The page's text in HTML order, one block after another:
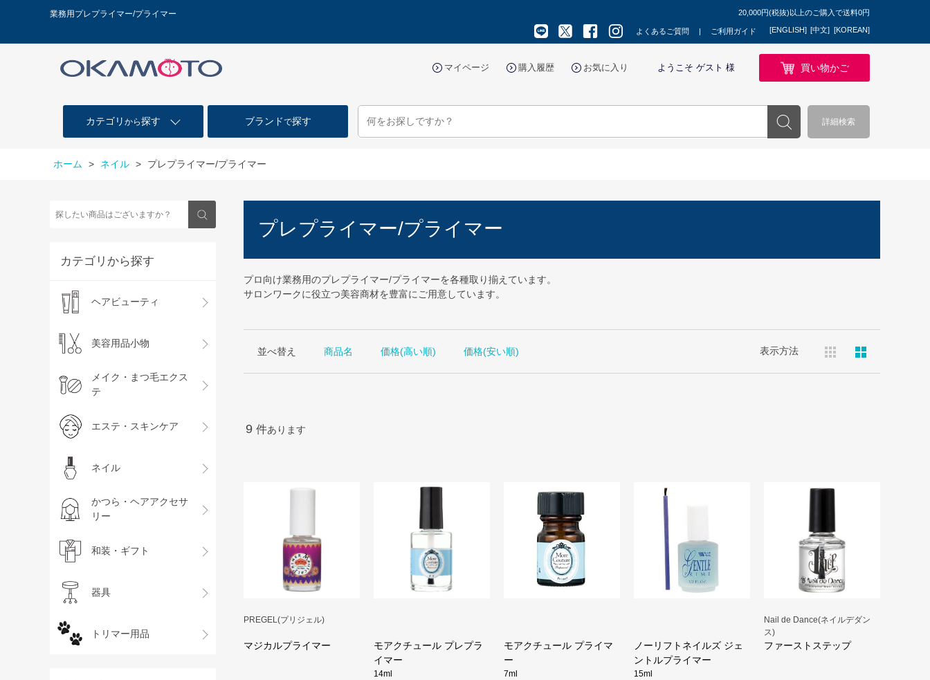
業務用プレプライマー/プライマー 20,000円(税抜)以上のご購入で送料0円
よくあるご質問 ご利用ガイド [ENGLISH] [中文] [KOREAN]
マイページ 購入履歴 お気に入り ようこそ ゲスト 様 買い物かご
カテゴリ から探す ブランドで探す 詳細検索
ホーム > ネイル > プレプライマー/プライマー
カテゴリから探す
ヘアビューティ
美容用品小物
メイク・まつ毛エクス
テ
エステ・スキンケア
ネイル
かつら・ヘアアクセサ
リー
和装・ギフト
器具
トリマー用品
プレプライマー/プライマー
プロ向け業務用のプレプライマー/プライマーを各種取り揃えています。
サロンワークに役立つ美容商材を豊富にご用意しています。
表示方法
並べ替え 商品名 価格(高い順) 価格(安い順)
9 件あります
PREGEL(プリジェル)
マジカルプライマー
モアクチュール プレプラ
イマー
14ml
モアクチュール プライマ
ー
7ml
ノーリフトネイルズ ジェ
ントルプライマー
15ml
Nail de Dance(ネイルデダン
ス)
ファーストステップ